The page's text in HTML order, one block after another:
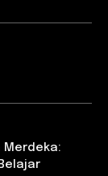
Merdeka: